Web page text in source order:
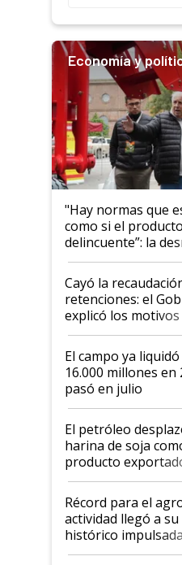
Economía y
"Hay normas que
como si el
delincuente”: la
al Congreso
habló del
Cayó la
retenciones: el
explicó los motivos
El campo ya
16.000 millones en
pasó en julio
El petróleo
harina de soja
producto
el agro aportó casi
diez dólares y
liderazgo en un
récord
Récord para el
actividad llegó a
histórico
cosecha y las